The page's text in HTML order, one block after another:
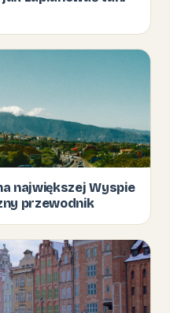
największej Wyspie
przewodnik